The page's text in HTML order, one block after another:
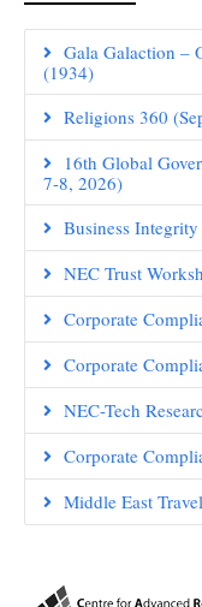
Gala Galaction –
(1934)
Religions 360
16th Global
7-8, 2026)
Business
NEC Trust
Corporate
Corporate
NEC-Tech
Corporate
Middle East